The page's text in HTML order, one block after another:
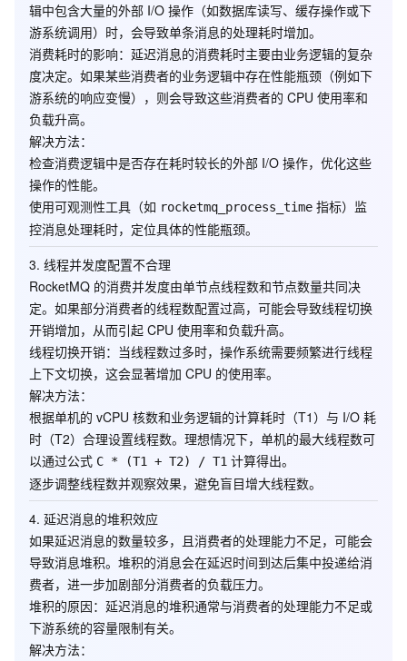
辑中包含大量的外部 I/O 操作（如数据库读写、缓存操作或下
游系统调用）时，会导致单条消息的处理耗时增加。
消费耗时的影响：延迟消息的消费耗时主要由业务逻辑的复杂
度决定。如果某些消费者的业务逻辑中存在性能瓶颈（例如下
游系统的响应变慢），则会导致这些消费者的 CPU 使用率和
负载升高。
解决方法：
检查消费逻辑中是否存在耗时较长的外部 I/O 操作，优化这些
操作的性能。
使用可观测性工具（如 rocketmq_process_time 指标）监
控消息处理耗时，定位具体的性能瓶颈。
3. 线程并发度配置不合理
RocketMQ 的消费并发度由单节点线程数和节点数量共同决
定。如果部分消费者的线程数配置过高，可能会导致线程切换
开销增加，从而引起 CPU 使用率和负载升高。
线程切换开销：当线程数过多时，操作系统需要频繁进行线程
上下文切换，这会显著增加 CPU 的使用率。
解决方法：
根据单机的 vCPU 核数和业务逻辑的计算耗时（T1）与 I/O 耗
时（T2）合理设置线程数。理想情况下，单机的最大线程数可
以通过公式 C * (T1 + T2) / T1 计算得出。
逐步调整线程数并观察效果，避免盲目增大线程数。
4. 延迟消息的堆积效应
如果延迟消息的数量较多，且消费者的处理能力不足，可能会
导致消息堆积。堆积的消息会在延迟时间到达后集中投递给消
费者，进一步加剧部分消费者的负载压力。
堆积的原因：延迟消息的堆积通常与消费者的处理能力不足或
下游系统的容量限制有关。
解决方法：